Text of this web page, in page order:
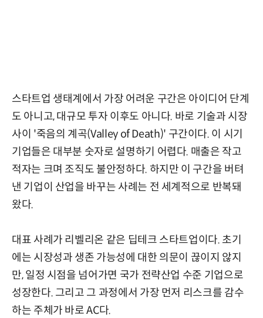
스타트업 생태계에서 가장 어려운 구간은 아이디어 단계
도 아니고, 대규모 투자 이후도 아니다. 바로 기술과 시장
사이 '죽음의 계곡(Valley of Death)' 구간이다. 이 시기
기업들은 대부분 숫자로 설명하기 어렵다. 매출은 작고
적자는 크며 조직도 불안정하다. 하지만 이 구간을 버텨
낸 기업이 산업을 바꾸는 사례는 전 세계적으로 반복돼
왔다.
대표 사례가 리벨리온 같은 딥테크 스타트업이다. 초기
에는 시장성과 생존 가능성에 대한 의문이 끊이지 않지
만, 일정 시점을 넘어가면 국가 전략산업 수준 기업으로
성장한다. 그리고 그 과정에서 가장 먼저 리스크를 감수
하는 주체가 바로 AC다.